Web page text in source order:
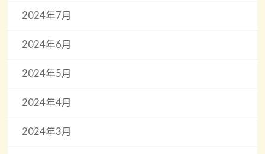
2024年7月
2024年6月
2024年5月
2024年4月
2024年3月